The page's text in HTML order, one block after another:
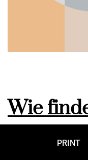
Wie
welche
PRINT